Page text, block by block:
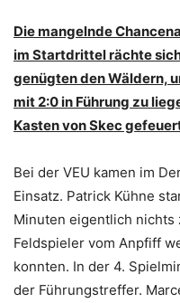
Die mangelnde
im Startdrittel rächte
genügten den Wäldern,
mit 2:0 in Führung zu
Kasten von Skec
Bei der VEU kamen im
Einsatz. Patrick Kühne
Minuten eigentlich nichts
Feldspieler vom Anpfiff
konnten. In der 4.
der Führungstreffer.